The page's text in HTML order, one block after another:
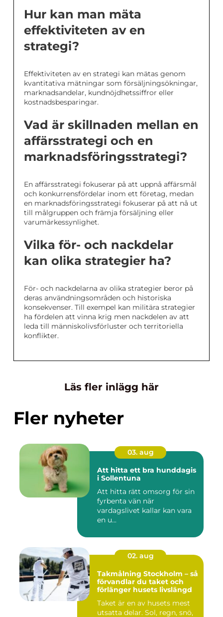
Hur kan man mäta
effektiviteten av en
strategi?
Effektiviteten av en strategi kan mätas genom
kvantitativa mätningar som försäljningsökningar,
marknadsandelar, kundnöjdhetssiffror eller
kostnadsbesparingar.
Vad är skillnaden mellan en
affärsstrategi och en
marknadsföringsstrategi?
En affärsstrategi fokuserar på att uppnå affärsmål
och konkurrensfördelar inom ett företag, medan
en marknadsföringsstrategi fokuserar på att nå ut
till målgruppen och främja försäljning eller
varumärkessynlighet.
Vilka för- och nackdelar
kan olika strategier ha?
För- och nackdelarna av olika strategier beror på
deras användningsområden och historiska
konsekvenser. Till exempel kan militära strategier
ha fördelen att vinna krig men nackdelen av att
leda till människolivsförluster och territoriella
konflikter.
Läs fler inlägg här
Fler nyheter
03. aug
Att hitta ett bra hunddagis
i Sollentuna
Att hitta rätt omsorg för sin
fyrbenta vän när
vardagslivet kallar kan vara
en u...
02. aug
Takmålning Stockholm – så
förvandlar du taket och
förlänger husets livslängd
Taket är en av husets mest
utsatta delar. Sol, regn, snö,